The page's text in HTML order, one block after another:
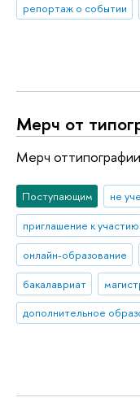
репортаж о событии
Мерч от
Мерч
Поступающим не
приглашение к участию
онлайн-образование
бакалавриат
дополнительное